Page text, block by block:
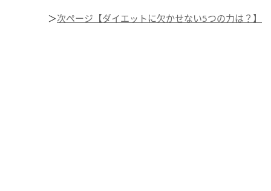
＞次ページ【ダイエットに欠かせない5つの力は？】